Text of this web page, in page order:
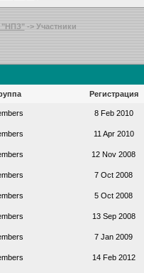
"НПЗ"-> Участники
Регистрация
8 Feb 2010
11 Apr 2010
12 Nov 2008
7 Oct 2008
5 Oct 2008
13 Sep 2008
7 Jan 2009
14 Feb 2012